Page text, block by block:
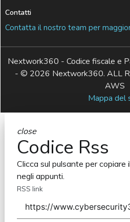
Contatti
Contatta il nostro team per
Nextwork360 - Codice fiscale e
- © 2026 Nextwork360. ALL
AWS
Mappa del
close
Codice Rss
Clicca sul pulsante per copiare
negli appunti.
RSS link